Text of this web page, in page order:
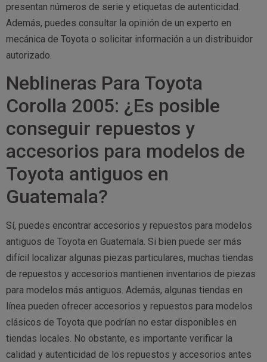
presentan números de serie y etiquetas de autenticidad.
Además, puedes consultar la opinión de un experto en
mecánica de Toyota o solicitar información a un distribuidor
autorizado.
Neblineras Para Toyota
Corolla 2005: ¿Es posible
conseguir repuestos y
accesorios para modelos de
Toyota antiguos en
Guatemala?
Sí, puedes encontrar accesorios y repuestos para modelos
antiguos de Toyota en Guatemala. Si bien puede ser más
difícil localizar algunas piezas particulares, muchas tiendas
de repuestos y accesorios mantienen inventarios de piezas
para modelos más antiguos. Además, algunas tiendas en
línea pueden ofrecer accesorios y repuestos para modelos
clásicos de Toyota que podrían no estar disponibles en
tiendas locales. No obstante, es importante verificar la
calidad y autenticidad de los repuestos y accesorios antes